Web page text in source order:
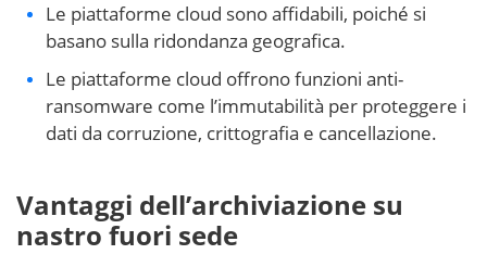
Le piattaforme cloud sono affidabili, poiché si
basano sulla ridondanza geografica.
Le piattaforme cloud offrono funzioni anti-
ransomware come l’immutabilità per proteggere i
dati da corruzione, crittografia e cancellazione.
Vantaggi dell’archiviazione su
nastro fuori sede